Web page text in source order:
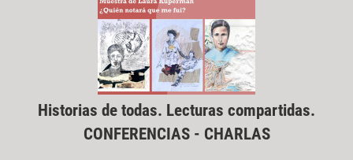
Historias de todas. Lecturas compartidas.
CONFERENCIAS - CHARLAS